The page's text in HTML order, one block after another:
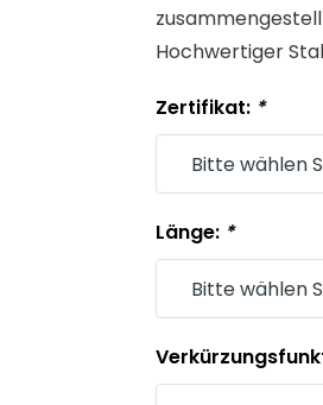
Hochwertiger
Zertifikat: *
Länge: *